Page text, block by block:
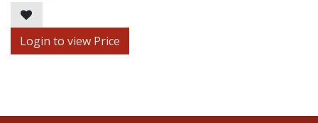
Login to view Price